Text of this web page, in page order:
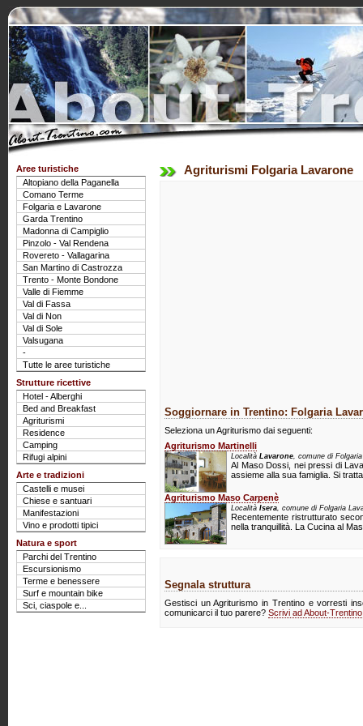
Agriturismi Folgaria Lavarone
Soggiornare in Trentino: Folgaria
Seleziona un Agriturismo dai seguenti:
Agriturismo Martinelli
Località Lavarone, comune di
Al Maso Dossi, nei pressi di
assieme alla sua famiglia. Si
Agriturismo Maso Carpenè
Località Isera, comune di Folgaria
Recentemente ristrutturato
nella tranquillità. La Cucina al
Segnala struttura
Gestisci un Agriturismo in Trentino e vorresti
comunicarci il tuo parere? Scrivi ad About-
Aree turistiche
Altopiano della Paganella
Comano Terme
Folgaria e Lavarone
Garda Trentino
Madonna di Campiglio
Pinzolo - Val Rendena
Rovereto - Vallagarina
San Martino di Castrozza
Trento - Monte Bondone
Valle di Fiemme
Val di Fassa
Val di Non
Val di Sole
Valsugana
-
Tutte le aree turistiche
Strutture ricettive
Hotel - Alberghi
Bed and Breakfast
Agriturismi
Residence
Camping
Rifugi alpini
Arte e tradizioni
Castelli e musei
Chiese e santuari
Manifestazioni
Vino e prodotti tipici
Natura e sport
Parchi del Trentino
Escursionismo
Terme e benessere
Surf e mountain bike
Sci, ciaspole e...